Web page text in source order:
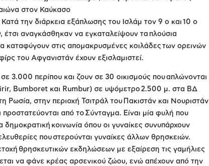
στον Καύκασο
την διάρκεια εξάπλωσης του Ισλάμ τον 9 ο και 10 ο
αναγκάσθηκαν να εγκαταλείψουν τα πλούσια
καταφύγουν στις απομακρυσμένες κοιλάδες των ορεινών
του Αφγανιστάν έχουν εξισλαμιστεί.
3.000 περίπου και ζουν σε 30 οικισμούς που απλώνονται
Bumboret και Rumbur) σε υψόμετρο 2.500 μ. στα ΒΔ
Ρωσία, στην περιοχή Τσιτράλ του Πακιστάν και Νουριστάν
από το Σύνταγμα. Είναι μία φυλή που
κοινωνία όπου οι γυναίκες συνυπάρχουν
που στερούνται γυναίκες άλλων θρησκειών.
θρησκευτικών εκδηλώσεων με εξαίρεση τις γαμήλιες
να φάνε κρέας αρσενικού ζώου, ενώ απέχουν από την